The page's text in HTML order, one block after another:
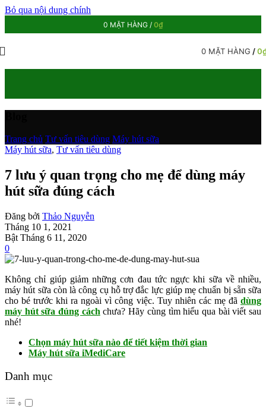
Bỏ qua nội dung chính
0 MẶT HÀNG / 0₫
0 MẶT HÀNG /0
Trang chủ Tư vấn tiêu dùng Máy hút sữa
Máy hút sữa, Tư vấn tiêu dùng
7 lưu ý quan trọng cho mẹ để dùng máy
hút sữa đúng cách
Đăng bởi Thảo Nguyễn
Tháng 10 1, 2021
Bật Tháng 6 11, 2020
0
Không chỉ giúp giảm những cơn đau tức ngực khi sữa về nhiều,
máy hút sữa còn là công cụ hỗ trợ đắc lực giúp mẹ chuẩn bị sẵn sữa
cho bé trước khi ra ngoài vì công việc. Tuy nhiên các mẹ đã dùng
máy hút sữa đúng cách chưa? Hãy cùng tìm hiểu qua bài viết sau
nhé!
Chọn máy hút sữa nào để tiết kiệm thời gian
Máy hút sữa iMediCare
Danh mục